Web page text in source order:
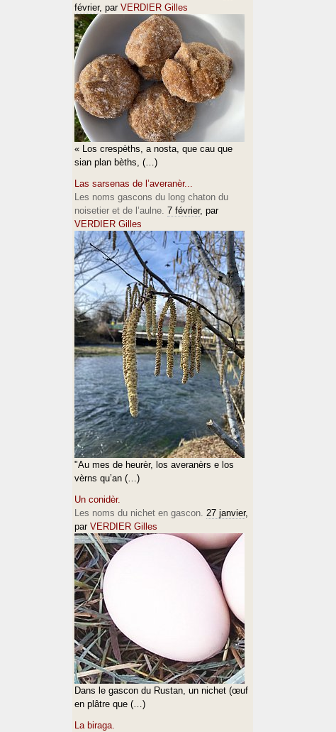
février, par VERDIER Gilles
« Los crespèths, a nosta, que cau que
sian plan bèths, (…)
Las sarsenas de l’averanèr...
Les noms gascons du long chaton du
noisetier et de l’aulne. 7 février, par
VERDIER Gilles
"Au mes de heurèr, los averanèrs e los
vèrns qu’an (…)
Un conidèr.
Les noms du nichet en gascon. 27 janvier,
par VERDIER Gilles
Dans le gascon du Rustan, un nichet (œuf
en plâtre que (…)
La biraga.